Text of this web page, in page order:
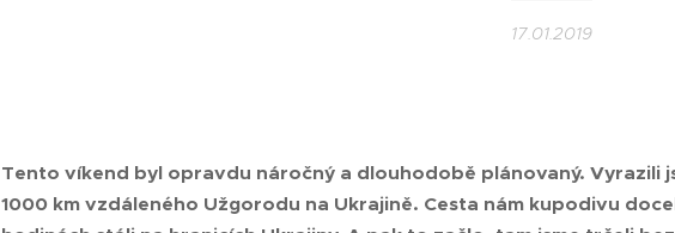
17.01.2019
Tento víkend byl opravdu náročný a dlouhodobě plánovaný. Vyrazili
1000 km vzdáleného Užgorodu na Ukrajině. Cesta nám kupodivu